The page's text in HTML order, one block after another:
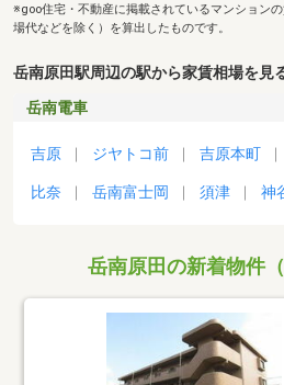
※goo住宅・不動産に掲載されているマンション
場代などを除く）を算出したものです。
岳南原田駅周辺の駅から家賃相場を見
岳南電車
吉原 ジヤトコ前 吉原本町
比奈 岳南富士岡 須津 神
岳南原田の新着物件